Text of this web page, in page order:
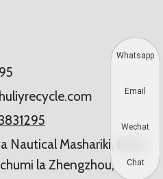
Nautical Mashariki, Eneo
la Zhengzhou,
Whatsapp
Email
Wechat
Chat